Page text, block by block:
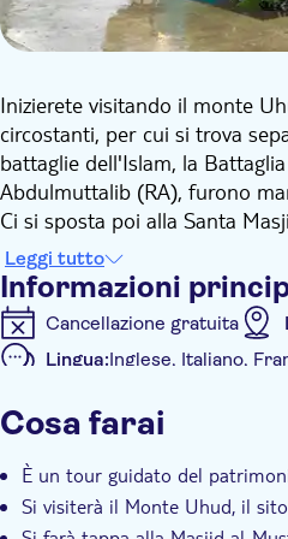
Inizierete visitando il monte
circostanti, per cui si trova
battaglie dell'Islam, la
Abdulmuttalib (RA), furono
Ci si sposta poi alla Santa
Qibla da Al Quds a Makkah.
risalente alla vita del Profeta;
emigrazione da Makkah a
Si prosegue verso le Sette
Monte Sela, dove parte della
costruite sui siti noti delle
cupola (Qubba) del Profeta.
Moschea di Abu Bakr,
Leggi tutto
Informazioni
Cancellazione gratuita
Lingua:Inglese, Italiano,
Conferma istantanea
Servizio di pick-up dall'hotel
Cosa farai
È un tour guidato del
Si visiterà il Monte Uhud, il